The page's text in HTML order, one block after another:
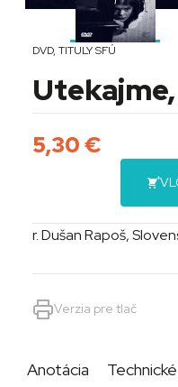
DVD, TITULY SFÚ
Utekajme,
5,30€
r. Dušan Rapoš,
Verzia pre tlač
Anotácia